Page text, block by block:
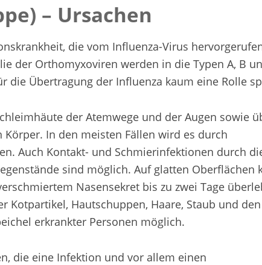
– Ursachen
die vom Influenza-Virus
der Orthomyxoviren werden in die Typen A, B
die Übertragung der Influenza kaum eine Rolle
der Atemwege und der Augen sowie
In den meisten Fällen wird es durch
Auch Kontakt- und Schmierinfektionen durch
sind möglich. Auf glatten Oberflächen
Nasensekret bis zu zwei Tage
Kotpartikel, Hautschuppen, Haare, Staub und den
erkrankter Personen möglich.
die eine Infektion und vor allem einen